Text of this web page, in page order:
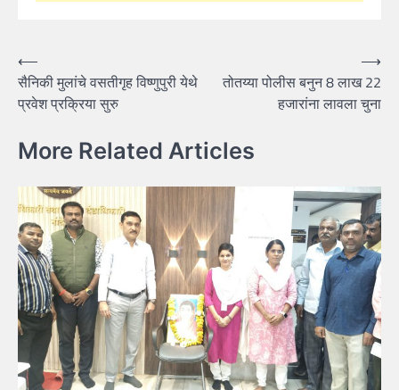
Post
navigation
⟵
सैनिकी मुलांचे वसतीगृह विष्णुपुरी येथे
प्रवेश प्रक्रिया सुरु
तोतय्या पोलीस बनुन 8 लाख 22
हजारांना लावला चुना
⟶
More Related Articles